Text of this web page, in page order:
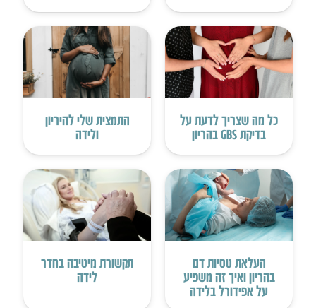
כל מה שצריך לדעת על
בדיקת GBS בהריון
התמצית שלי להיריון
ולידה
העלאת טסיות דם
בהריון ואיך זה משפיע
על אפידורל בלידה
תקשורת מיטיבה בחדר
לידה